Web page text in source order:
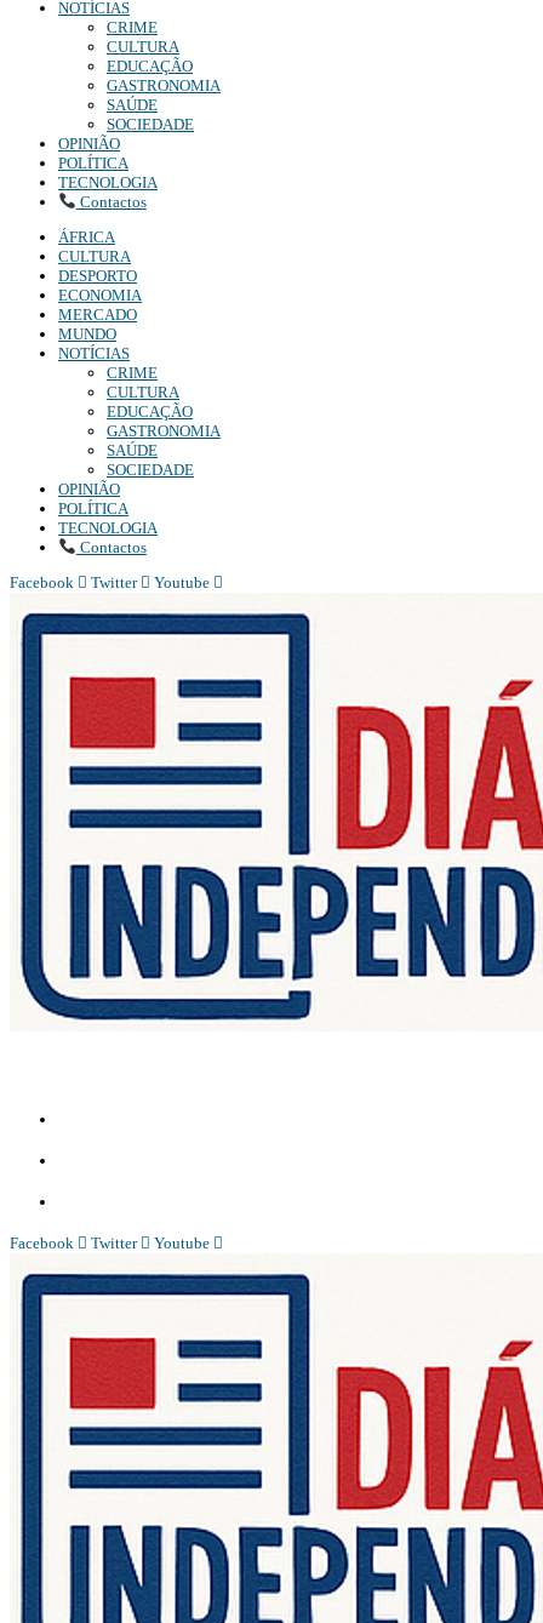
NOTÍCIAS
CRIME
CULTURA
EDUCAÇÃO
GASTRONOMIA
SAÚDE
SOCIEDADE
OPINIÃO
POLÍTICA
TECNOLOGIA
Contactos
ÁFRICA
CULTURA
DESPORTO
ECONOMIA
MERCADO
MUNDO
NOTÍCIAS
CRIME
CULTURA
EDUCAÇÃO
GASTRONOMIA
SAÚDE
SOCIEDADE
OPINIÃO
POLÍTICA
TECNOLOGIA
Contactos
Facebook
Twitter Youtube
Facebook Twitter Youtube